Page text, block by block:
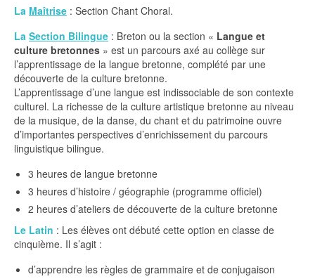
La Maîtrise : Section Chant Choral.
La Section Bilingue : Breton ou la section « Langue et
culture bretonnes » est un parcours axé au collège sur
l’apprentissage de la langue bretonne, complété par une
découverte de la culture bretonne.
L’apprentissage d’une langue est indissociable de son contexte
culturel. La richesse de la culture artistique bretonne au niveau
de la musique, de la danse, du chant et du patrimoine ouvre
d’importantes perspectives d’enrichissement du parcours
linguistique bilingue.
3 heures de langue bretonne
3 heures d’histoire / géographie (programme officiel)
2 heures d’ateliers de découverte de la culture bretonne
Le Latin : Les élèves ont débuté cette option en classe de
cinquième. Il s’agit :
d’apprendre les règles de grammaire et de conjugaison